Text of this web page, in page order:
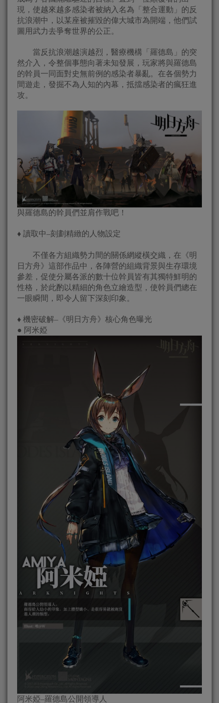
現，使越來越多感染者被納入名為「整合運動」的反
抗浪潮中，以某座被摧毀的偉大城市為開端，他們試
圖用武力去爭奪世界的公正。
當反抗浪潮越演越烈，醫療機構「羅德島」的突
然介入，令整個事態向著未知發展，玩家將與羅德島
的幹員一同面對史無前例的感染者暴亂。在各個勢力
間遊走，發掘不為人知的內幕，抵擋感染者的瘋狂進
攻。
與羅德島的幹員們並肩作戰吧！
♦ 讀取中–刻劃精緻的人物設定
不僅各方組織勢力間的關係網縱橫交織，在《明
日方舟》這部作品中，各陣營的組織背景與生存環境
參差，促使分屬各派的數十位幹員皆有其獨特鮮明的
性格，於此酌以精細的角色立繪造型，使幹員們總在
一眼瞬間，即令人留下深刻印象。
♦ 機密破解–《明日方舟》核心角色曝光
● 阿米婭
阿米婭–羅德島公開領導人